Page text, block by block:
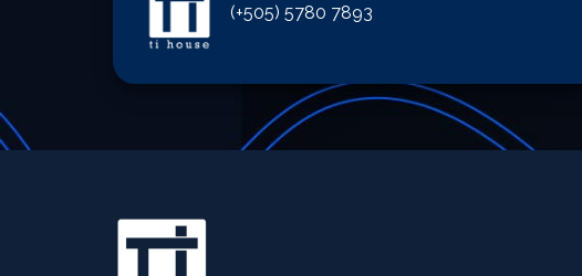
(+505) 5780 7893